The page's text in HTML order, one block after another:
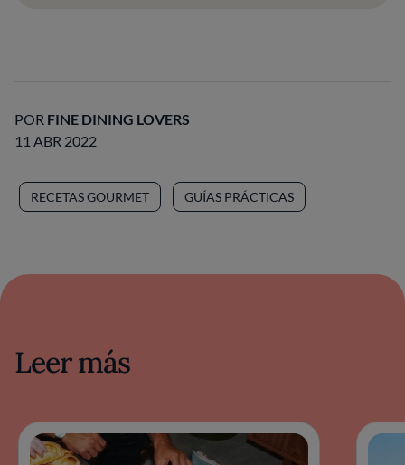
POR FINE DINING LOVERS
11 ABR 2022
RECETAS GOURMET GUÍAS PRÁCTICAS
Leer más